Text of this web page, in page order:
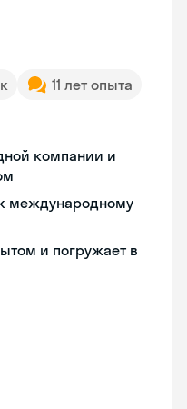
11 лет опыта
компании и
международному
и погружает в